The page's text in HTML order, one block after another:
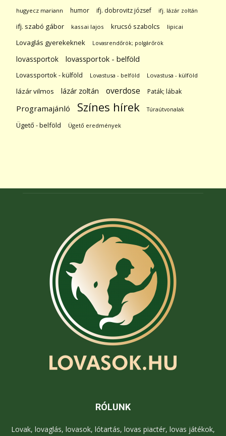
hugyecz mariann humor ifj. dobrovitz józsef ifj. lázár zoltán
ifj. szabó gábor kassai lajos krucsó szabolcs lipicai
Lovaglás gyerekeknek Lovasrendőrök; polgárőrök
lovassportok lovassportok - belföld
Lovassportok - külföld Lovastusa - belföld Lovastusa - külföld
lázár vilmos lázár zoltán overdose Paták; lábak
Programajánló Színes hírek Túraútvonalak
Ügető - belföld Ügető eredmények
RÓLUNK
Lovak, lovaglás, lovasok, lótartás, lovas piactér, lovas játékok,